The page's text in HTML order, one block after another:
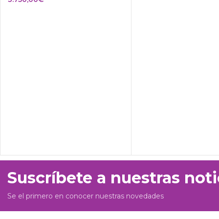
Suscríbete a nuestras
Se el primero en conocer nuestras novedades